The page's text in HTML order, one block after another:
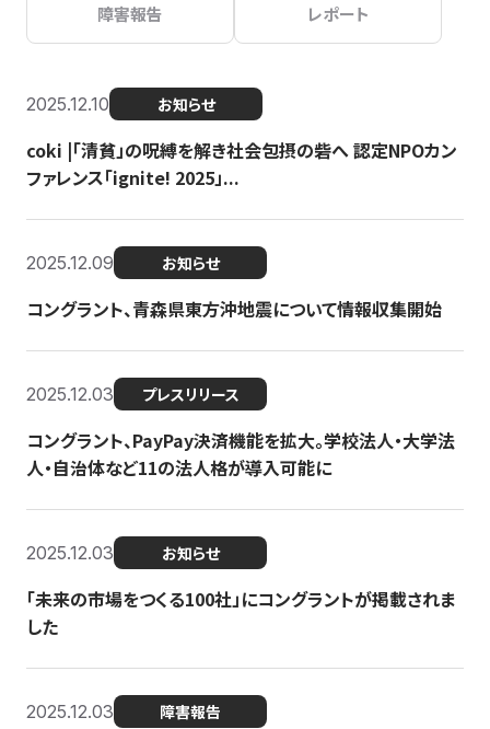
障害報告 レポート
2025.12.10 お知らせ
coki |「清貧」の呪縛を解き社会包摂の砦へ 認定NPOカン
ファレンス「ignite! 2025」...
2025.12.09 お知らせ
コングラント、青森県東方沖地震について情報収集開始
2025.12.03 プレスリリース
コングラント、PayPay決済機能を拡大。学校法人・大学法
人・自治体など11の法人格が導入可能に
2025.12.03 お知らせ
「未来の市場をつくる100社」にコングラントが掲載されま
した
2025.12.03 障害報告